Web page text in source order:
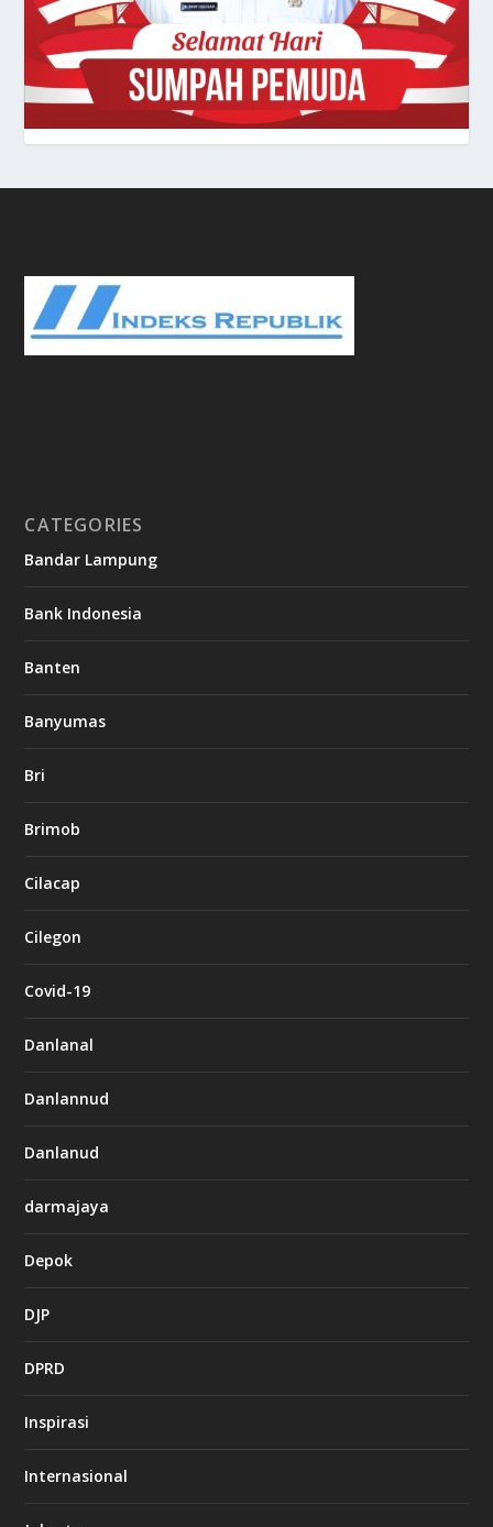
CATEGORIES
Bandar Lampung
Bank Indonesia
Banten
Banyumas
Bri
Brimob
Cilacap
Cilegon
Covid-19
Danlanal
Danlannud
Danlanud
darmajaya
Depok
DJP
DPRD
Inspirasi
Internasional